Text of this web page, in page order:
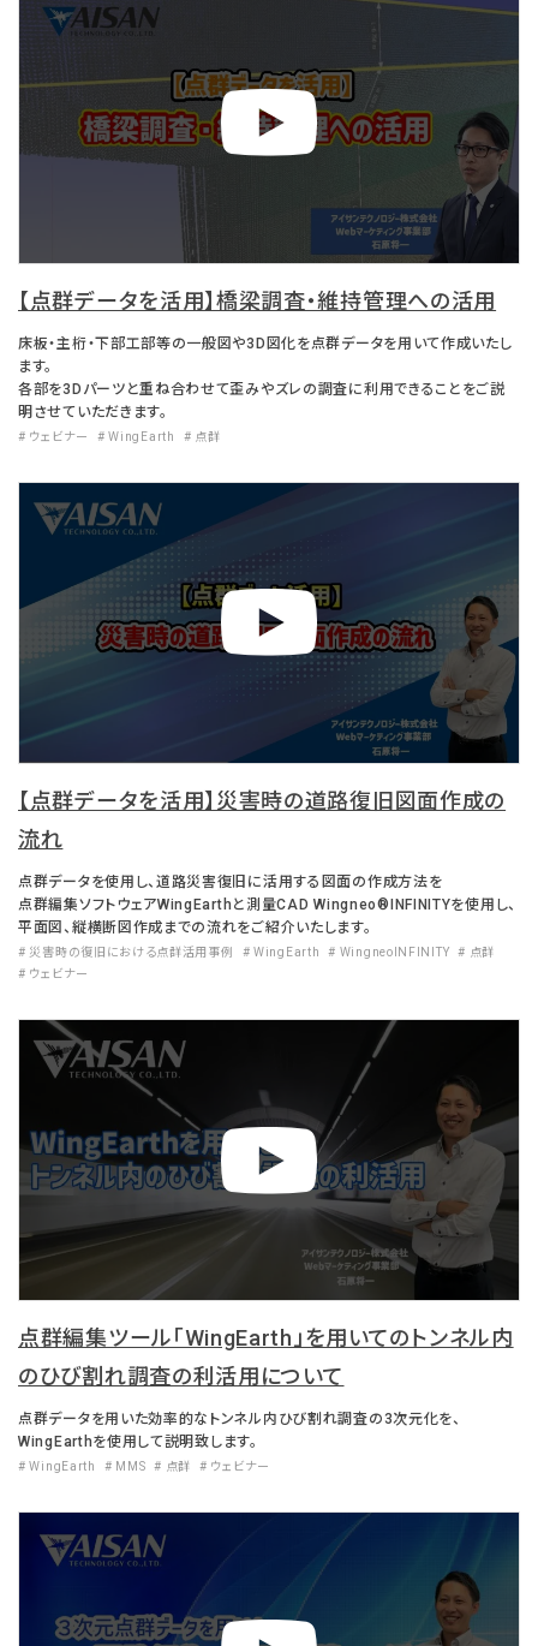
【点群データを活用】橋梁調査・維持管理への活用
床板・主桁・下部工部等の一般図や3D図化を点群データを用いて作成いたし
ます。
各部を3Dパーツと重ね合わせて歪みやズレの調査に利用できることをご説
明させていただきます。
# ウェビナー # WingEarth # 点群
【点群データを活用】災害時の道路復旧図面作成の
流れ
点群データを使用し、道路災害復旧に活用する図面の作成方法を
点群編集ソフトウェアWingEarthと測量CAD Wingneo®INFINITYを使用し、
平面図、縦横断図作成までの流れをご紹介いたします。
# 災害時の復旧における点群活用事例 # WingEarth # WingneoINFINITY
# 点群
# ウェビナー
点群編集ツール「WingEarth」を用いてのトンネル内
のひび割れ調査の利活用について
点群データを用いた効率的なトンネル内ひび割れ調査の3次元化を、
WingEarthを使用して説明致します。
# WingEarth # MMS # 点群 # ウェビナー